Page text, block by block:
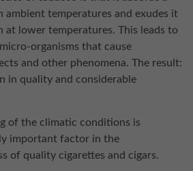
ambient temperatures and exudes it
at lower temperatures. This leads to
organisms that cause
and other phenomena. The result:
in quality and considerable
of the climatic conditions is
important factor in the
of quality cigarettes and cigars.